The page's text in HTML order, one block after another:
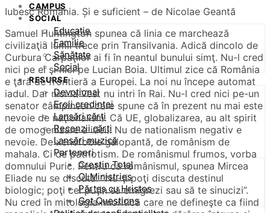
CAMPUS
SOCIAL
Educație
Familie
Sănătate
Social
RESURSE
Devoțional
Eroii credinței
Lansări cărți
Recenzii cărți
Lansări muzică
Parteneri
Creștin Total
OLMinistries
Părtaș cu Hristos
Got Questions
Iubesc România. Și e suficient – de Nicolae Geantă
Samuel Huntington spunea că linia ce marchează
civilizaţia lumii trece prin Transilvania. Adică dincolo de
Curbura Carpaţilor ai fi în neantul bunului simţ. Nu-l cred
nici pe el şi nici pe Lucian Boia. Ultimul zice că România
e ţară de frontieră a Europei. La noi nu începe automat
iadul. Dar nici la Vest nu intri în Rai. Nu-l cred nici pe-un
senator câmpinean care spune că în prezent nu mai este
nevoie de naţionalism. Că UE, globalizarea, au alt spirit
de omogenizare a ideii. Nu de nationalism negativ e
nevoie. De xenofobie galopantă, de românism de
mahala. Ci de patriotism. De românismul frumos, vorba
domnului Puric. Pentru că românismul, spunea Mircea
Eliade nu se discută. “Nu-ţi poţi discuta destinul
biologic; poţi cel puţin să emigrezi sau să te sinucizi”.
Nu cred în mitologia mioritică care ne defineşte ca fiind